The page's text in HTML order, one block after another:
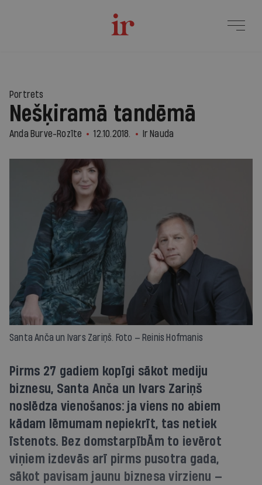
Portrets
Nešķiramā tandēmā
Anda Burve-Rozīte 12.10.2018. Ir Nauda
Santa Anča un Ivars Zariņš. Foto — Reinis Hofmanis
Pirms 27 gadiem kopīgi sākot mediju
biznesu, Santa Anča un Ivars Zariņš
noslēdza vienošanos: ja viens no abiem
kādam lēmumam nepiekrīt, tas netiek
īstenots. Bez domstarpībĀm to ievērot
viņiem izdevās arī pirms pusotra gada,
sākot pavisam jaunu biznesa virzienu —